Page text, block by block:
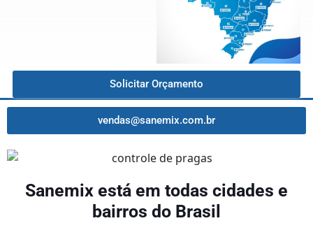
Solicitar Orçamento
vendas@sanemix.com.br
Sanemix está em todas cidades e
bairros do Brasil